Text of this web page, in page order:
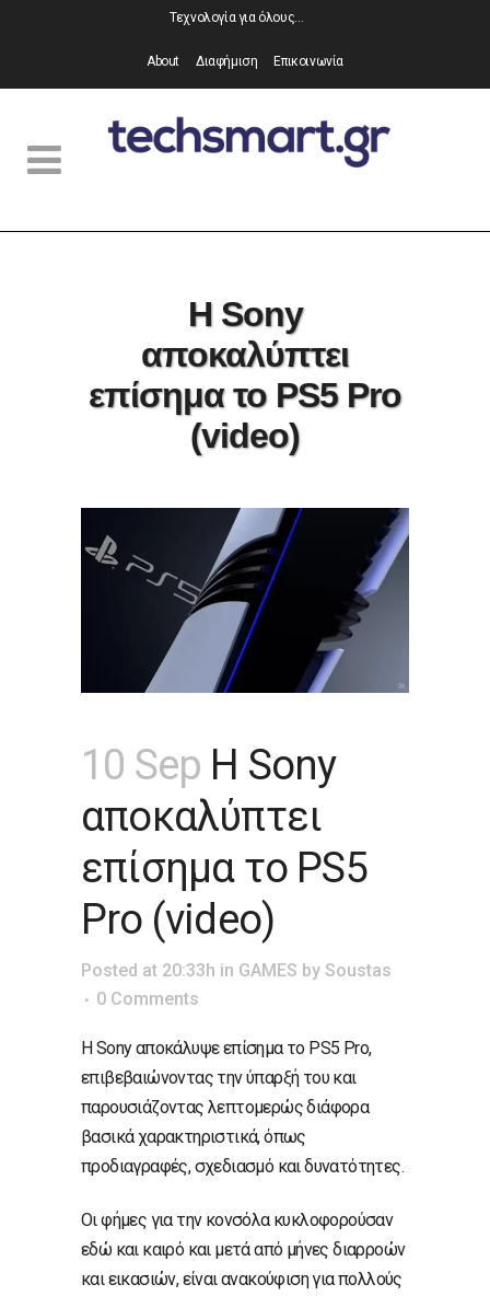
Τεχνολογία για όλους…
About Διαφήμιση Επικοινωνία
Η Sony
αποκαλύπτει
επίσημα το PS5 Pro
(video)
10 Sep Η Sony
αποκαλύπτει
επίσημα το PS5
Pro (video)
Posted at 20:33h in GAMES by Soustas
0 Comments
Η Sony αποκάλυψε επίσημα το PS5 Pro,
επιβεβαιώνοντας την ύπαρξή του και
παρουσιάζοντας λεπτομερώς διάφορα
βασικά χαρακτηριστικά, όπως
προδιαγραφές, σχεδιασμό και δυνατότητες.
Οι φήμες για την κονσόλα κυκλοφορούσαν
εδώ και καιρό και μετά από μήνες διαρροών
και εικασιών, είναι ανακούφιση για πολλούς